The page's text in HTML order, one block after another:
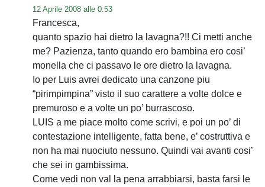
12 Aprile 2008 alle 0:53
Francesca,
quanto spazio hai dietro la lavagna?!! Ci metti anche
me? Pazienza, tanto quando ero bambina ero cosi’
monella che ci passavo le ore dietro la lavagna.
Io per Luis avrei dedicato una canzone piu
“pirimpimpina” visto il suo carattere a volte dolce e
premuroso e a volte un po’ burrascoso.
LUIS a me piace molto come scrivi, e poi un po’ di
contestazione intelligente, fatta bene, e’ costruttiva e
non ha mai nuociuto nessuno. Quindi vai avanti cosi’
che sei in gambissima.
Come vedi non val la pena arrabbiarsi, basta farsi le